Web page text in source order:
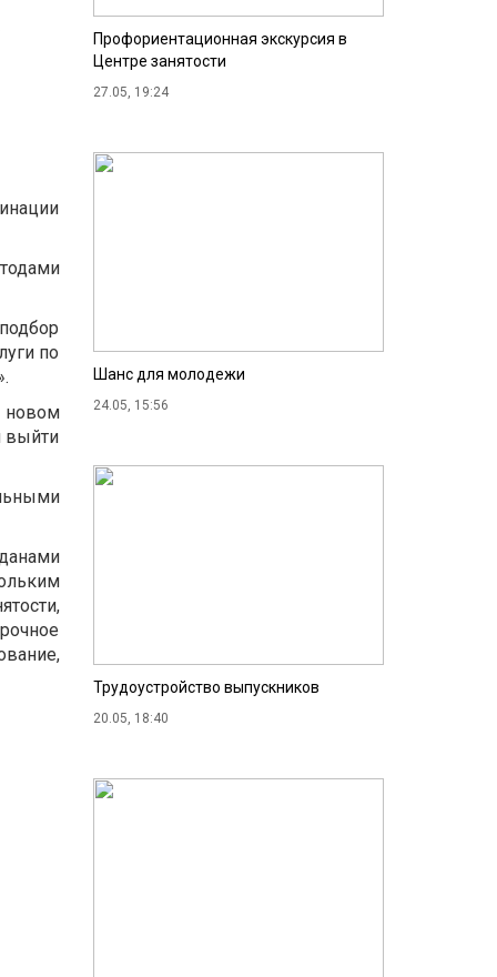
по
новом
выйти
Профориентационная экскурсия в
Центре занятости
27.05, 19:24
Шанс для молодежи
24.05, 15:56
Трудоустройство выпускников
20.05, 18:40